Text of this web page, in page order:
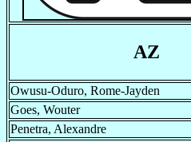
AZ
Owusu-Oduro, Rome-Jayden
Goes, Wouter
Penetra, Alexandre